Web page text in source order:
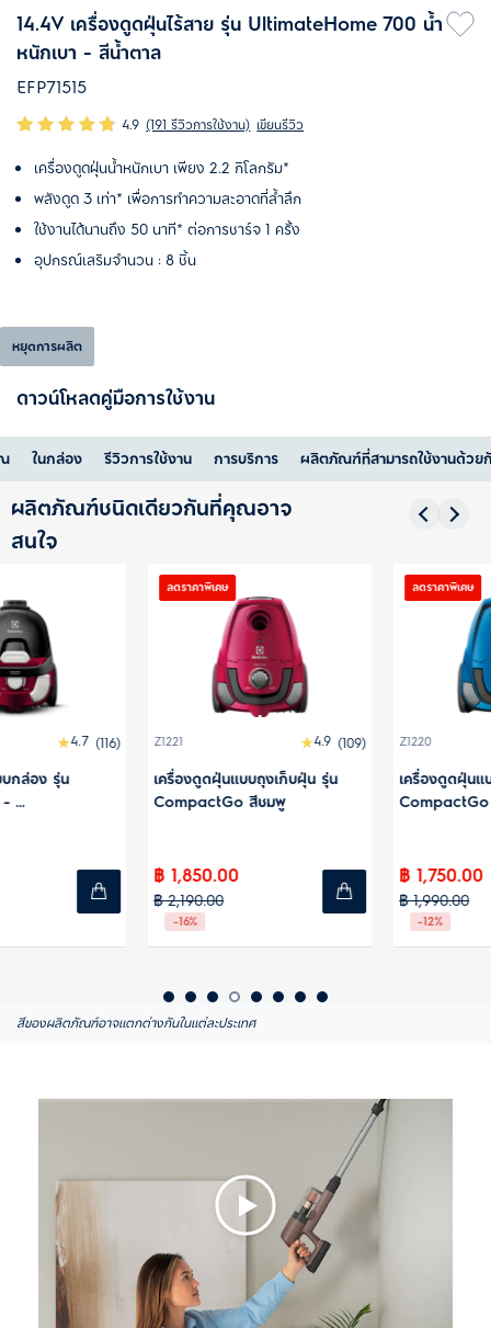
14.4V เครื่องดูดฝุ่นไร้สาย รุ่น UltimateHome 700 น้ำ
หนักเบา - สีน้ำตาล
EFP71515
4.9 (191 รีวิวการใช้งาน) เขียนรีวิว
เครื่องดูดฝุ่นน้ำหนักเบา เพียง 2.2 กิโลกรัม*
พลังดูด 3 เท่า* เพื่อการทำความสะอาดที่ล้ำลึก
ใช้งานได้นานถึง 50 นาที* ต่อการชาร์จ 1 ครั้ง
อุปกรณ์เสริมจำนวน : 8 ชิ้น
หยุดการผลิต
ดาวน์โหลดคู่มือการใช้งาน
ในกล่อง รีวิวการใช้งาน การบริการ ผลิตภัณฑ์ที่สามารถใช้งานด้วย
ผลิตภัณฑ์ชนิดเดียวกันที่คุณอาจ
สนใจ
4.9 (109)
เก็บฝุ่น รุ่น
มพู
ลดราคาพิเศษ
Z1220 4.8 (297)
เครื่องดูดฝุ่นแบบถุงเก็บฝุ่น รุ่น
CompactGo สีน้ำเงิน
฿ 1,750.00
฿ 1,990.00
-12%
ลดราคาพิเศษ
WQ71-2BSWF
21.6V เครื่องดู
Q7P
฿ 9,290.00
฿ 14,990.00
-38%
สีของผลิตภัณฑ์อาจแตกต่างกันในแต่ละประเทศ